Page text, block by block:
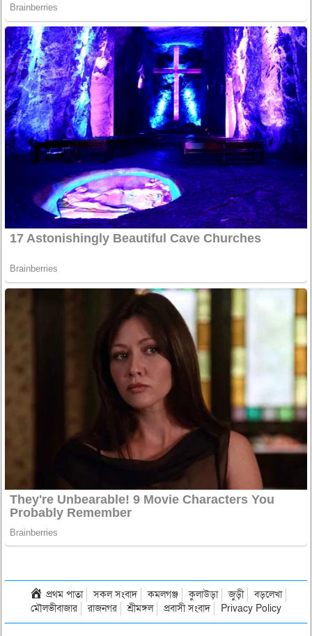
প্রথম পাতা সকল সংবাদ কমলগঞ্জ কুলাউড়া জুড়ী
বড়লেখা
মৌলভীবাজার
রাজনগর শ্রীমঙ্গল প্রবাসী সংবাদ Privacy Policy